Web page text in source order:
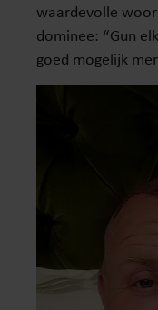
waardevolle
dominee: “Gun
goed mogelijk